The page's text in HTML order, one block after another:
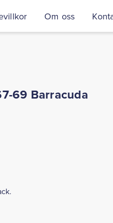
Om oss
69 Barracuda